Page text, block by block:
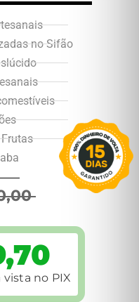
no Sifão
vista no PIX